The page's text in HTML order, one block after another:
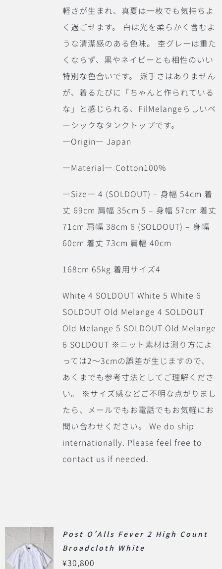
軽さが生まれ、真夏は一枚でも気持ちよ
く過ごせます。 白は光を柔らかく含むよ
うな清潔感のある色味。 杢グレーは重た
くならず、黒やネイビーとも相性のいい
特別な色合いです。 派手さはありません
が、着るたびに「ちゃんと作られている
な」と感じられる、FilMelangeらしいベ
ーシックなタンクトップです。
―Origin― Japan
―Material― Cotton100%
―Size― 4 (SOLDOUT) – 身幅 54cm 着
丈 69cm 肩幅 35cm 5 – 身幅 57cm 着丈
71cm 肩幅 38cm 6 (SOLDOUT) – 身幅
60cm 着丈 73cm 肩幅 40cm
168cm 65kg 着用サイズ4
White 4 SOLDOUT White 5 White 6
SOLDOUT Old Melange 4 SOLDOUT
Old Melange 5 SOLDOUT Old Melange
6 SOLDOUT ※ニット素材は測り方によ
っては2〜3cmの誤差が生じますので、
あくまでも参考寸法としてご理解くださ
い。 ※サイズ感などご不明な点がりまし
たら、メールでもお電話でもお気軽にお
問い合わせください。 We do ship
internationally. Please feel free to
contact us if needed.
Post O’Alls Fever 2 High Count
Broadcloth White
¥30,800